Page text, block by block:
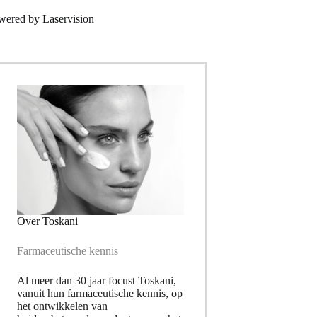
by Laservision
Over Toskani
Farmaceutische kennis
Al meer dan 30 jaar focust Toskani,
vanuit hun farmaceutische kennis, op
het ontwikkelen van